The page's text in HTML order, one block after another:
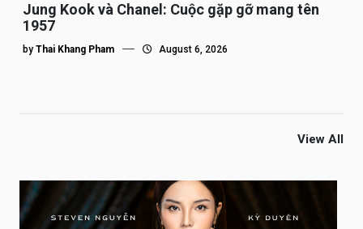
Jung Kook và Chanel: Cuộc gặp gỡ mang tên
1957
by Thai Khang Pham August 6, 2026
View All